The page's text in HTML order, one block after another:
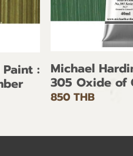
:
Michael
305 Oxide of
850 THB